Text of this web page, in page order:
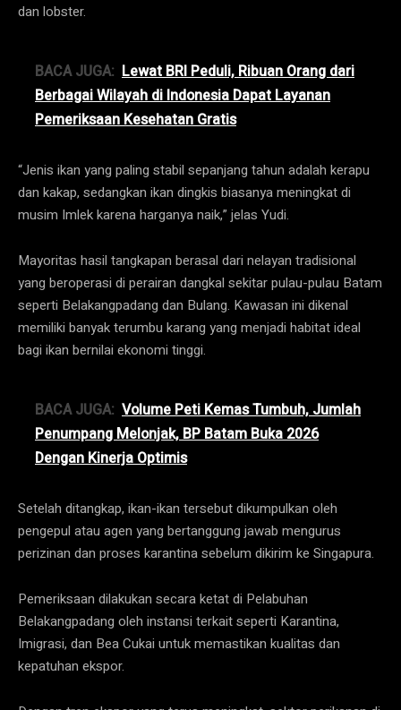
dan lobster.
BACA JUGA: Lewat BRI Peduli, Ribuan Orang dari
Berbagai Wilayah di Indonesia Dapat Layanan
Pemeriksaan Kesehatan Gratis
“Jenis ikan yang paling stabil sepanjang tahun adalah kerapu
dan kakap, sedangkan ikan dingkis biasanya meningkat di
musim Imlek karena harganya naik,” jelas Yudi.
Mayoritas hasil tangkapan berasal dari nelayan tradisional
yang beroperasi di perairan dangkal sekitar pulau-pulau Batam
seperti Belakangpadang dan Bulang. Kawasan ini dikenal
memiliki banyak terumbu karang yang menjadi habitat ideal
bagi ikan bernilai ekonomi tinggi.
BACA JUGA: Volume Peti Kemas Tumbuh, Jumlah
Penumpang Melonjak, BP Batam Buka 2026
Dengan Kinerja Optimis
Setelah ditangkap, ikan-ikan tersebut dikumpulkan oleh
pengepul atau agen yang bertanggung jawab mengurus
perizinan dan proses karantina sebelum dikirim ke Singapura.
Pemeriksaan dilakukan secara ketat di Pelabuhan
Belakangpadang oleh instansi terkait seperti Karantina,
Imigrasi, dan Bea Cukai untuk memastikan kualitas dan
kepatuhan ekspor.